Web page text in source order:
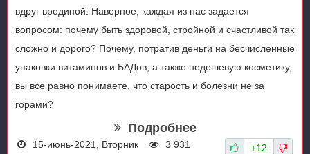
вдруг врединой. Наверное, каждая из нас задается
вопросом: почему быть здоровой, стройной и счастливой так
сложно и дорого? Почему, потратив деньги на бесчисленные
упаковки витаминов и БАДов, а также недешевую косметику,
вы все равно понимаете, что старость и болезни не за
горами?
Подробнее
15-июнь-2021, Вторник 3 931 +12